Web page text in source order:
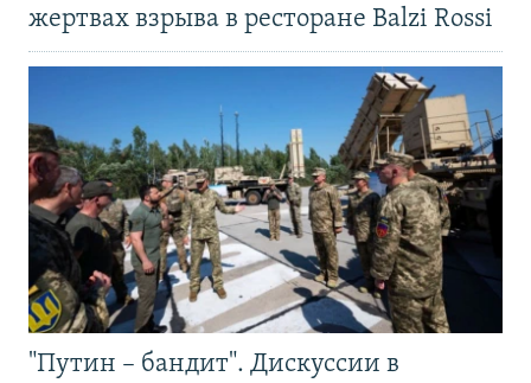
жертвах взрыва в ресторане Balzi Rossi
"Путин – бандит". Дискуссии в